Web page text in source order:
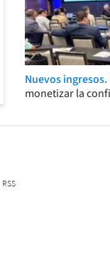
Nuevos ingresos.
monetizar la
RSS